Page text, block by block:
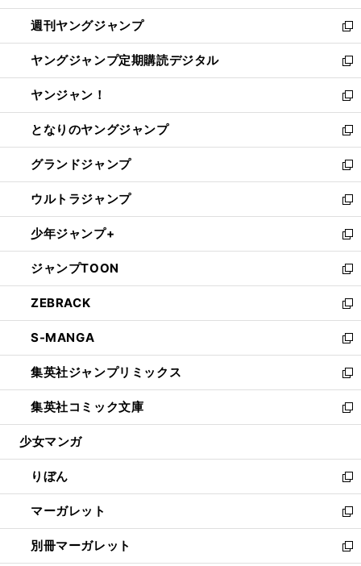
開
く
ウ
で
開
く
ン
ド
ウ
で
開
く
ウ
ィ
ン
ド
ウ
で
開
く
週刊ヤングジャンプ
新
し
い
ウ
ィ
ン
ド
ウ
で
開
く
ヤングジャンプ定期購読デジタル
新
し
い
ウ
ィ
ン
ド
ウ
で
開
く
ヤンジャン！
新
し
い
ウ
ィ
ン
ド
ウ
で
開
く
となりのヤングジャンプ
新
し
い
ウ
ィ
ン
ド
ウ
で
開
く
グランドジャンプ
新
し
い
ウ
ィ
ン
ド
ウ
で
開
く
ウルトラジャンプ
新
し
い
ウ
ィ
ン
ド
ウ
で
開
く
少年ジャンプ+
新
し
い
ウ
ィ
ン
ド
ウ
で
開
く
ジャンプTOON
新
し
い
ウ
ィ
ン
ド
ウ
で
開
ZEBRACK
新
し
い
ウ
ィ
ン
ド
ウ
開
く
S-MANGA
新
し
い
ウ
ィ
ン
ウ
で
開
く
集英社ジャンプリミックス
新
し
い
ウ
ン
ド
ウ
で
開
く
集英社コミック文庫
新
し
ウ
ィ
ン
ド
ウ
で
開
少女マンガ
りぼん
新
し
い
ウ
ィ
マーガレット
新
し
い
別冊マーガレット
新